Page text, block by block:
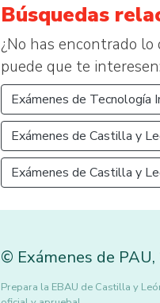
Búsquedas
¿No has encontrado lo
puede que te interesen:
Exámenes de Tecnología
Exámenes de Castilla y
Exámenes de Castilla y
© Exámenes de PAU,
Prepara la EBAU de Castilla y